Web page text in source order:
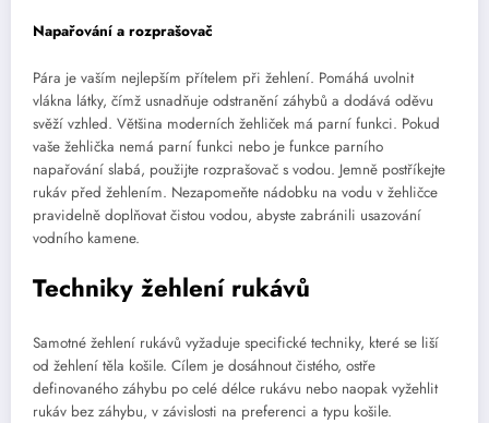
Napařování a rozprašovač
Pára je vaším nejlepším přítelem při žehlení. Pomáhá uvolnit
vlákna látky, čímž usnadňuje odstranění záhybů a dodává oděvu
svěží vzhled. Většina moderních žehliček má parní funkci. Pokud
vaše žehlička nemá parní funkci nebo je funkce parního
napařování slabá, použijte rozprašovač s vodou. Jemně postříkejte
rukáv před žehlením. Nezapomeňte nádobku na vodu v žehličce
pravidelně doplňovat čistou vodou, abyste zabránili usazování
vodního kamene.
Techniky žehlení rukávů
Samotné žehlení rukávů vyžaduje specifické techniky, které se liší
od žehlení těla košile. Cílem je dosáhnout čistého, ostře
definovaného záhybu po celé délce rukávu nebo naopak vyžehlit
rukáv bez záhybu, v závislosti na preferenci a typu košile.